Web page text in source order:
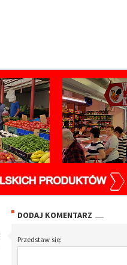
DODAJ KOMENTARZ
Przedstaw się: